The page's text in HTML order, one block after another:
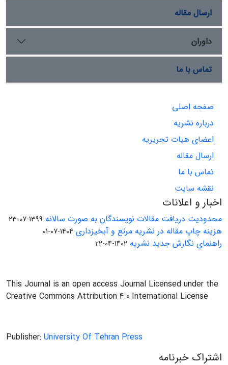
ارسال مقاله
داوران
تماس با ما
صفحه اصلی
درباره نشریه
اعضای هیات تحریریه
ارسال مقاله
تماس با ما
نقشه سایت
اخبار و اعلانات
محدودیت دریافت مقالات نویسندگان به صورت سالانه 1399-07-23
هزینه چاپ مقاله در نشریه مرتع و آبخیزداری 1404-07-01
راهنمای نگارش جدید نشریه 1402-04-22
This Journal is an open access Journal Licensed under the
Creative Commons Attribution 4.0 International License
Publisher: University Of Tehran Press
اشتراک خبرنامه